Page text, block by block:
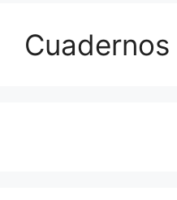
Cuadernos